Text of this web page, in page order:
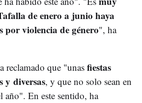
de enero a junio haya
por violencia de género", ha
reclamado que "unas fiestas
y diversas, y que no solo sean en
año". En este sentido, ha